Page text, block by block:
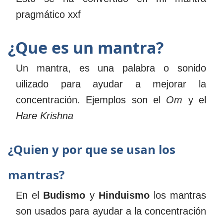
pragmático xxf
¿Que es un mantra?
Un mantra, es una palabra o sonido
uilizado para ayudar a mejorar la
concentración. Ejemplos son el Om y el
Hare Krishna
¿Quien y por que se usan los
mantras?
En el Budismo y Hinduismolos mantras
son usados para ayudar a la concentración